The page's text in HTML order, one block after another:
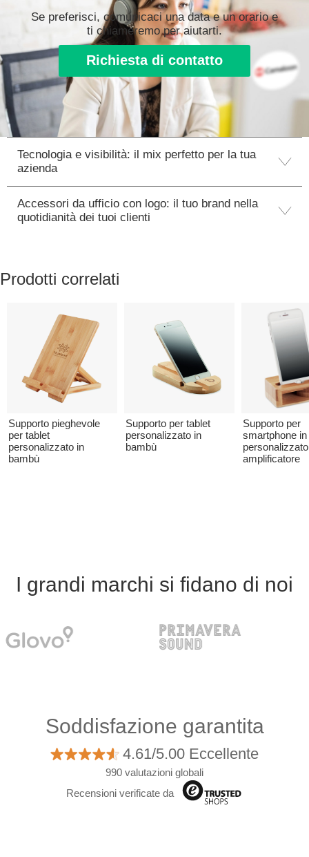
Se preferisci, comunicaci una data e un orario e
ti chiameremo per aiutarti.
Richiesta di contatto
Tecnologia e visibilità: il mix perfetto per la tua
azienda
Accessori da ufficio con logo: il tuo brand nella
quotidianità dei tuoi clienti
Prodotti correlati
Supporto pieghevole
per tablet
personalizzato in
bambù
Supporto per tablet
personalizzato in
bambù
Supporto per
smartphone
amplificatore
I grandi marchi si fidano di noi
Soddisfazione garantita
4.61/5.00 Eccellente
990 valutazioni globali
Recensioni verificate da